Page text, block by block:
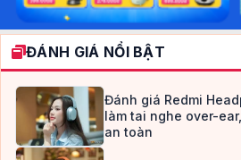
ĐÁNH GIÁ NỔI BẬT
Đánh giá Redmi
làm tai nghe over-
an toàn